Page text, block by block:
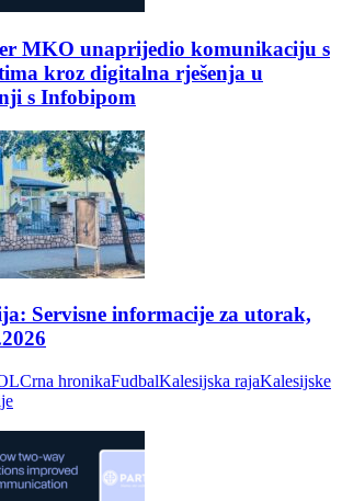
MKO unaprijedio komunikaciju s
kroz digitalna rješenja u
s Infobipom
Servisne informacije za utorak,
Crna hronikaFudbalKalesijska rajaKalesijske